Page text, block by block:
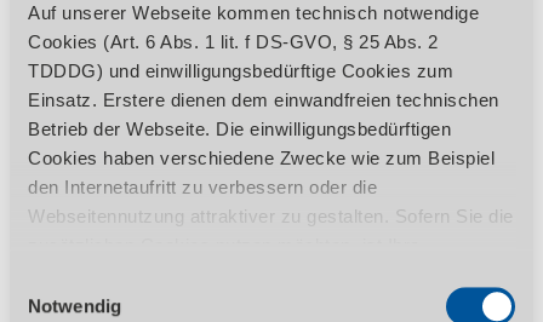
Auf unserer Webseite kommen technisch notwendige
Cookies (Art. 6 Abs. 1 lit. f DS-GVO, § 25 Abs. 2
TDDDG) und einwilligungsbedürftige Cookies zum
Einsatz. Erstere dienen dem einwandfreien technischen
Betrieb der Webseite. Die einwilligungsbedürftigen
Cookies haben verschiedene Zwecke wie zum Beispiel
den Internetaufritt zu verbessern oder die
Webseitennutzung attraktiver zu gestalten. Sofern Sie die
1 TDDDG erforderlich. Ihre erteilte Einwilligung können
Notwendig
Höchstmögliche Anwendersicherheit bei
einfachster Bedienung
Anzeige für Spanabnahme über Skala
Manuelle Tischverstellung
Motorschutzschalter
Ausstattungsdetails
schmale Werkstücke